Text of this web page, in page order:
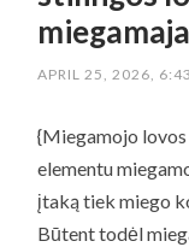
APRIL 25, 2026,
{Miegamojo
elementu
įtaką tiek miego
Būtent todėl